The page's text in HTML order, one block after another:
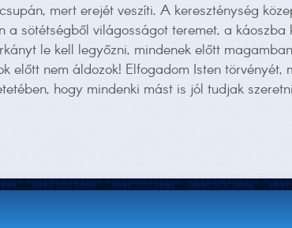
mert erejét veszíti. A kereszténység
sötétségből világosságot teremet, a káoszba
le kell legyőzni, mindenek előtt
előtt nem áldozok! Elfogadom Isten törvényét,
hogy mindenki mást is jól tudjak